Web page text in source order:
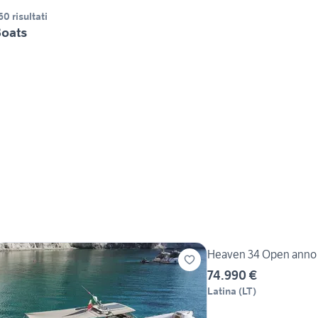
risultati
Heaven 34 Open
74.990 €
Latina (LT)